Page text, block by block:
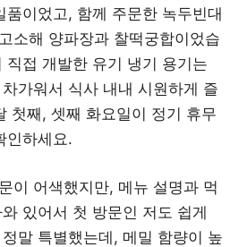
품이었고, 함께 주문한 녹두빈대
소해 양파장과 찰떡궁합이었습
직접 개발한 유기 냉기 용기는
가워서 식사 내내 시원하게 즐
첫째, 셋째 화요일이 정기 휴무
인하세요.
이 어색했지만, 메뉴 설명과 먹
있어서 첫 방문인 저도 쉽게
말 특별했는데, 메밀 함량이 높